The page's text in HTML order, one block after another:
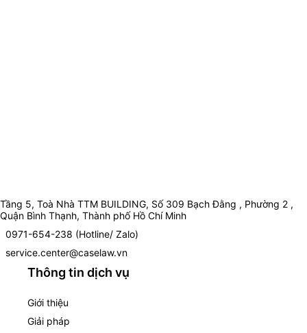
Tầng 5, Toà Nhà TTM BUILDING, Số 309 Bạch Đằng , Phường 2 ,
Quận Bình Thạnh, Thành phố Hồ Chí Minh
0971-654-238 (Hotline/ Zalo)
service.center@caselaw.vn
Thông tin dịch vụ
Giới thiệu
Giải pháp